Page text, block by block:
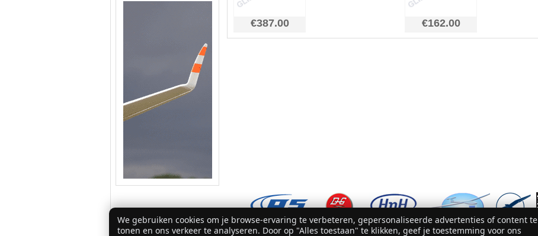
€387.00 €162.00
© 2007 - 2026 Glider-Equipment
We gebruiken cookies om je browse-ervaring te verbeteren, gepersonaliseerde advertenties of content te
tonen en ons verkeer te analyseren. Door op "Alles toestaan" te klikken, geef je toestemming voor ons